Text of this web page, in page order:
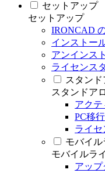
セットアップ
セットアップ
IRONCAD
インストー
アンインス
ライセンス
スタン
スタンドア
アクテ
PC移行
ライ
モバイル
モバイルラ
アップ